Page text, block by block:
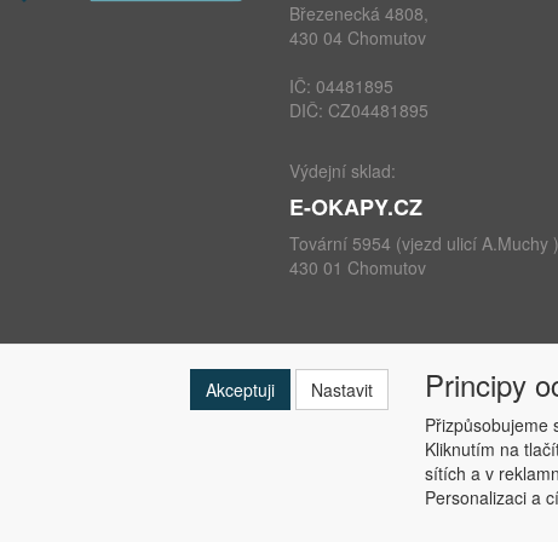
Březenecká 4808,
430 04 Chomutov
IČ: 04481895
DIČ: CZ04481895
Výdejní sklad:
E-OKAPY.CZ
Tovární 5954 (vjezd ulicí A.Muchy )
430 01 Chomutov
telefon: +420 724 693 604
e-mail:info@e-okapy.cz
Akceptuji Nastavit Principy
Přizpůsobujeme
Kliknutím na
sítích a v
Personalizaci a